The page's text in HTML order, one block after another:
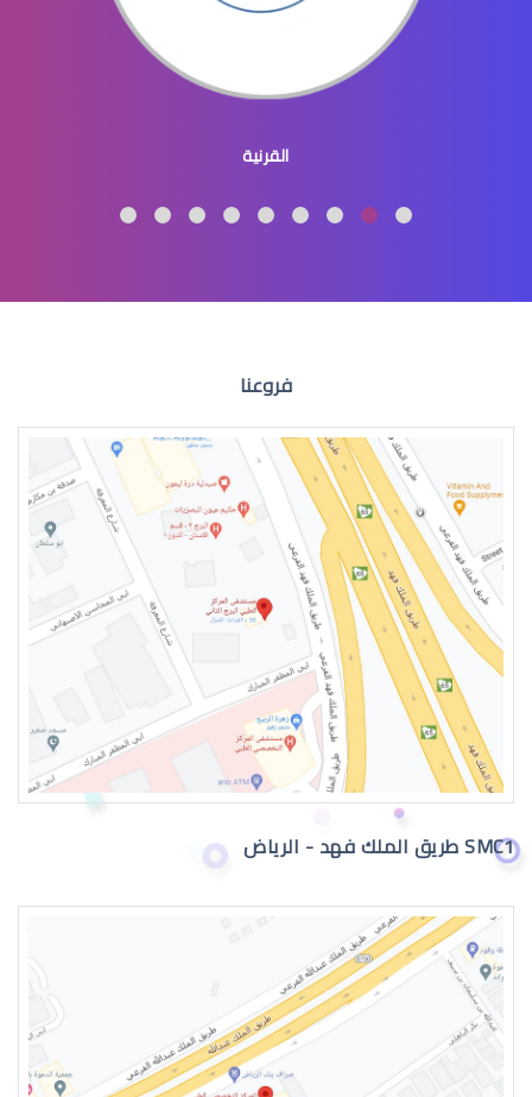
طبيب عيون اطفال
طبيب عيون اطفال في الرياض
دكتور عيون
دكتور عيون واتس اب
القرنية
فروعنا
SMC1 طريق الملك فهد - الرياض